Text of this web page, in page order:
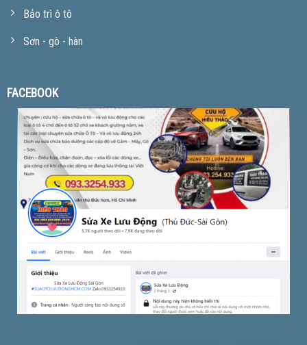
Bảo trì ô tô
Sơn - gò - hàn
FACEBOOK